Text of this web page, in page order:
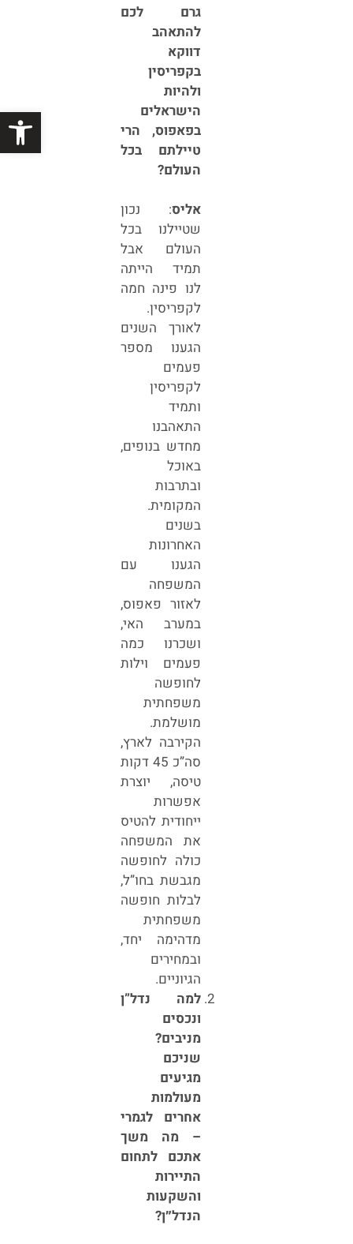
גרם לכם
להתאהב
דווקא
בקפריסין
ולהיות
הישראלים
בפאפוס, הרי
טיילתם בכל
העולם?
אליס: נכון
שטיילנו בכל
העולם אבל
תמיד הייתה
לנו פינה חמה
לקפריסין.
לאורך השנים
הגענו מספר
פעמים
לקפריסין
ותמיד
התאהבנו
מחדש בנופים,
באוכל
ובתרבות
המקומית.
בשנים
האחרונות
הגענו עם
המשפחה
לאזור פאפוס,
במערב האי,
ושכרנו כמה
פעמים וילות
לחופשה
משפחתית
מושלמת.
הקירבה לארץ,
סה”כ 45 דקות
טיסה, יוצרת
אפשרות
ייחודית להטיס
את המשפחה
כולה לחופשה
מגבשת בחו”ל,
לבלות חופשה
משפחתית
מדהימה יחד,
ובמחירים
הגיוניים.
למה נדל”ן
ונכסים
מניבים?
שניכם
מגיעים
מעולמות
אחרים לגמרי
– מה משך
אתכם לתחום
התיירות
והשקעות
הנדל״ן?
פתח